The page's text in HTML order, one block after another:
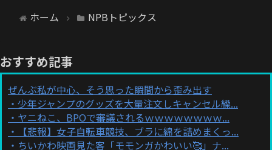
ホーム NPBトピックス
おすすめ記事
ぜんぶ私が中心、そう思った瞬間から歪み出す
少年ジャンプのグッズを大量注文しキャンセル繰...
ヤニねこ、BPOで審議されるｗｗｗｗｗｗｗｗ...
【悲報】女子自転車競技、ブラに綿を詰めまくっ...
ちいかわ映画見た客「モモンガかわいい🥰」ナ...